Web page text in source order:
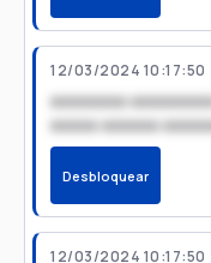
12/03/2024 10:17:50
xxxxxxxx
xxxxx xxxxxx
Desbloquear
12/03/2024 10:17:50